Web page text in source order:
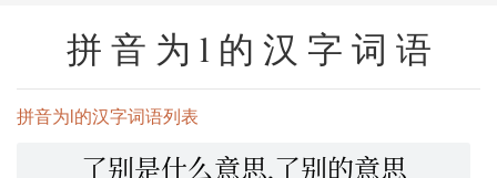
拼音为l的汉字词语
拼音为l的汉字词语列表
了别是什么意思,了别的意思